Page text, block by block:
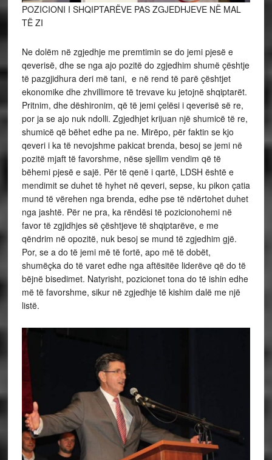
POZICIONI I SHQIPTARËVE PAS ZGJEDHJEVE NË MAL
TË ZI
Ne dolëm në zgjedhje me premtimin se do jemi pjesë e
qeverisë, dhe se nga ajo pozitë do zgjedhim shumë çështje
të pazgjidhura deri më tani, e në rend të parë çështjet
ekonomike dhe zhvillimore të trevave ku jetojnë shqiptarët.
Pritnim, dhe dëshironim, që të jemi çelësi i qeverisë së re,
por ja se ajo nuk ndolli. Zgjedhjet krijuan një shumicë të re,
shumicë që bëhet edhe pa ne. Mirëpo, për faktin se kjo
qeveri i ka të nevojshme pakicat brenda, besoj se jemi në
pozitë mjaft të favorshme, nëse sjellim vendim që të
bëhemi pjesë e sajë. Për të qenë i qartë, LDSH është e
mendimit se duhet të hyhet në qeveri, sepse, ku pikon çatia
mund të vërehen nga brenda, edhe pse të ndërtohet duhet
nga jashtë. Për ne pra, ka rëndësi të pozicionohemi në
favor të zgjidhjes së çështjeve të shqiptarëve, e me
qëndrim në opozitë, nuk besoj se mund të zgjedhim gjë.
Por, se a do të jemi më të fortë, apo më të dobët,
shumëçka do të varet edhe nga aftësitëe liderëve që do të
bëjnë bisedimet. Natyrisht, pozicionet tona do të ishin edhe
më të favorshme, sikur në zgjedhje të kishim dalë me një
listë.